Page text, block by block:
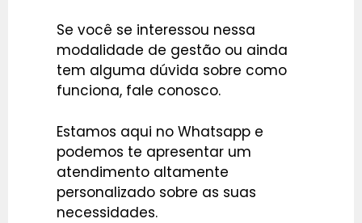
Se você se interessou nessa
modalidade de gestão ou ainda
tem alguma dúvida sobre como
funciona, fale conosco.
Estamos aqui no Whatsapp e
podemos te apresentar um
atendimento altamente
personalizado sobre as suas
necessidades.